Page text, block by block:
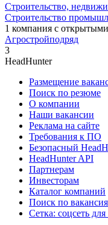
Строительство,
Строительство
1 компания с
Агростройподряд
3
HeadHunter
Размещение
Поиск по резюме
О компании
Наши вакансии
Реклама на сайте
Требования к ПО
Безопасный
HeadHunter API
Партнерам
Инвесторам
Каталог компаний
Поиск по
Сетка: соцсеть